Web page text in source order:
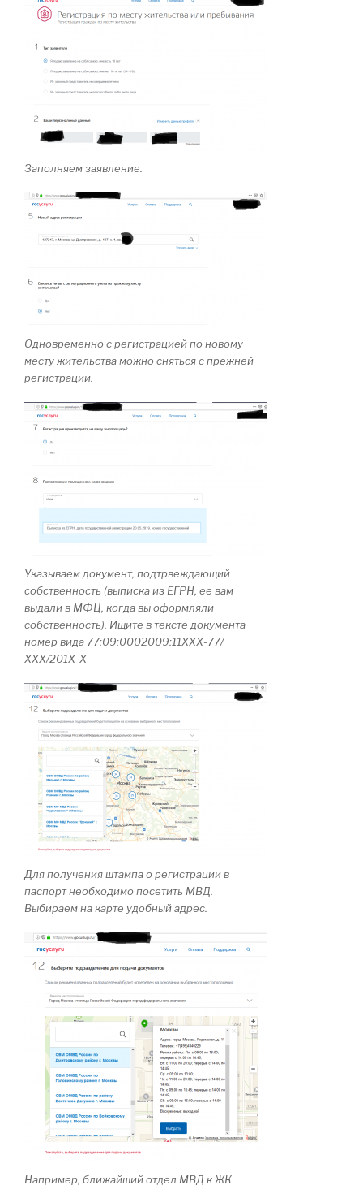
Заполняем заявление.
Одновременно с регистрацией по новому
месту жительства можно сняться с прежней
регистрации.
Указываем документ, подтрвеждающий
собственность (выписка из ЕГРН, ее вам
выдали в МФЦ, когда вы оформляли
собственность). Ищите в тексте документа
номер вида 77:09:0002009:11ХХХ-77/
ХХХ/201Х-Х
Для получения штампа о регистрации в
паспорт необходимо посетить МВД.
Выбираем на карте удобный адрес.
Например, ближайший отдел МВД к ЖК